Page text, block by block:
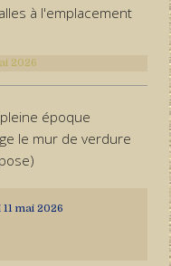
à l'emplacement
2026
époque
le mur de verdure
mai 2026